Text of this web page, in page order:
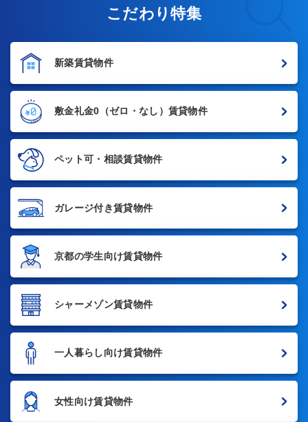
こだわり特集
新築賃貸物件
敷金礼金0 （ゼロ・なし）賃貸物件
ペット可・相談賃貸物件
ガレージ付き賃貸物件
京都の学生向け賃貸物件
シャーメゾン賃貸物件
一人暮らし向け賃貸物件
女性向け賃貸物件